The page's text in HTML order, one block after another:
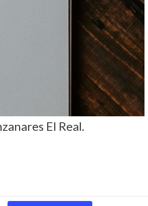
El Real.